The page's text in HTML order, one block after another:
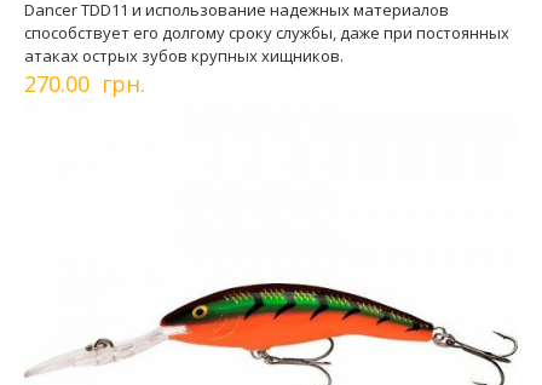
Dancer TDD11 и использование надежных материалов
способствует его долгому сроку службы, даже при постоянных
атаках острых зубов крупных хищников.
270.00 грн.